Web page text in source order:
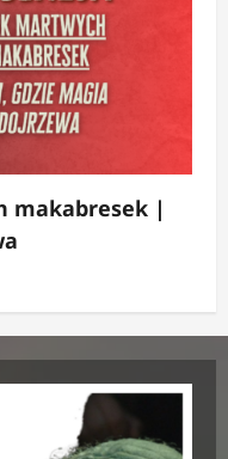
makabresek |